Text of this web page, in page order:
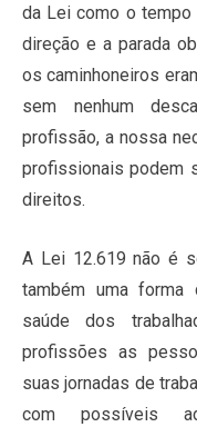
da Lei como o
direção e a parada
os caminhoneiros
sem nenhum
profissão, a nossa
profissionais podem
direitos.
A Lei 12.619 não é
também uma
saúde dos
profissões as
suas jornadas de
com possíveis